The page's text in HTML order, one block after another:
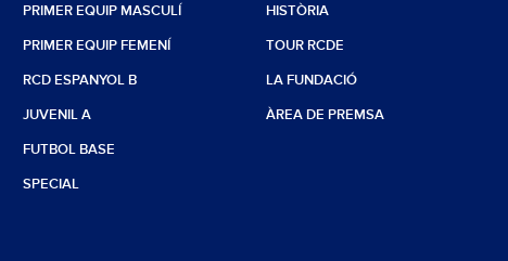
PRIMER EQUIP MASCULÍ
PRIMER EQUIP FEMENÍ
RCD ESPANYOL B
JUVENIL A
FUTBOL BASE
SPECIAL
HISTÒRIA
TOUR RCDE
LA FUNDACIÓ
ÀREA DE PREMSA